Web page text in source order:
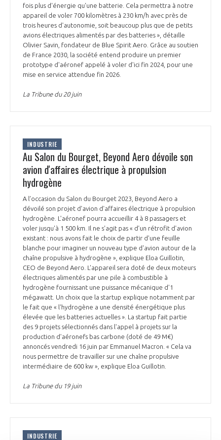
fois plus d'énergie qu'une batterie. Cela permettra à notre
appareil de voler 700 kilomètres à 230 km/h avec près de
trois heures d'autonomie, soit beaucoup plus que de petits
avions électriques alimentés par des batteries », détaille
Olivier Savin, fondateur de Blue Spirit Aero. Grâce au soutien
de France 2030, la société entend produire un premier
prototype d'aéronef appelé à voler d'ici fin 2024, pour une
mise en service attendue fin 2026.
La Tribune du 20 juin
INDUSTRIE
Au Salon du Bourget, Beyond Aero dévoile son
avion d'affaires électrique à propulsion
hydrogène
A l’occasion du Salon du Bourget 2023, Beyond Aero a
dévoilé son projet d'avion d'affaires électrique à propulsion
hydrogène. L'aéronef pourra accueillir 4 à 8 passagers et
voler jusqu'à 1 500 km. Il ne s’agit pas « d’un rétrofit d'avion
existant : nous avons fait le choix de partir d'une feuille
blanche pour imaginer un nouveau type d'avion autour de la
chaîne propulsive à hydrogène », explique Eloa Guillotin,
CEO de Beyond Aero. L'appareil sera doté de deux moteurs
électriques alimentés par une pile à combustible à
hydrogène fournissant une puissance mécanique d'1
mégawatt. Un choix que la startup explique notamment par
le fait que « l'hydrogène a une densité énergétique plus
élevée que les batteries actuelles ». La startup fait partie
des 9 projets sélectionnés dans l'appel à projets sur la
production d'aéronefs bas carbone (doté de 49 M€)
annoncés vendredi 16 juin par Emmanuel Macron. « Cela va
nous permettre de travailler sur une chaîne propulsive
intermédiaire de 600 kw », explique Eloa Guillotin.
La Tribune du 19 juin
INDUSTRIE